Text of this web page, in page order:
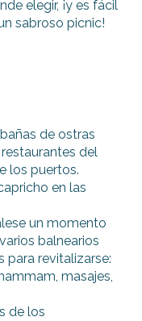
elegir, ¡y es fácil
sabroso picnic!
de ostras
del
los puertos.
en las
un momento
balnearios
para revitalizarse:
masajes,
de los